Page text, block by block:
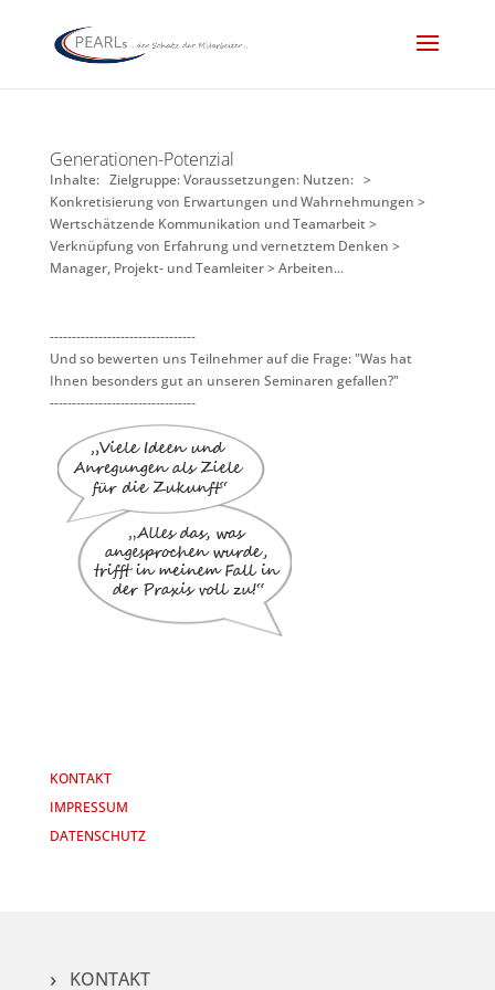
Generationen-Potenzial
Inhalte: Zielgruppe: Voraussetzungen: Nutzen: >
Konkretisierung von Erwartungen und Wahrnehmungen >
Wertschätzende Kommunikation und Teamarbeit >
Verknüpfung von Erfahrung und vernetztem Denken >
Manager, Projekt- und Teamleiter > Arbeiten...
---------------------------------
Und so bewerten uns Teilnehmer auf die Frage: "Was hat
Ihnen besonders gut an unseren Seminaren gefallen?"
---------------------------------
KONTAKT
IMPRESSUM
DATENSCHUTZ
KONTAKT